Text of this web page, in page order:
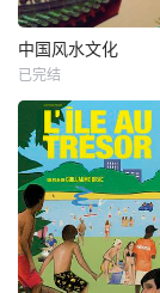
中国风水文化
已完结